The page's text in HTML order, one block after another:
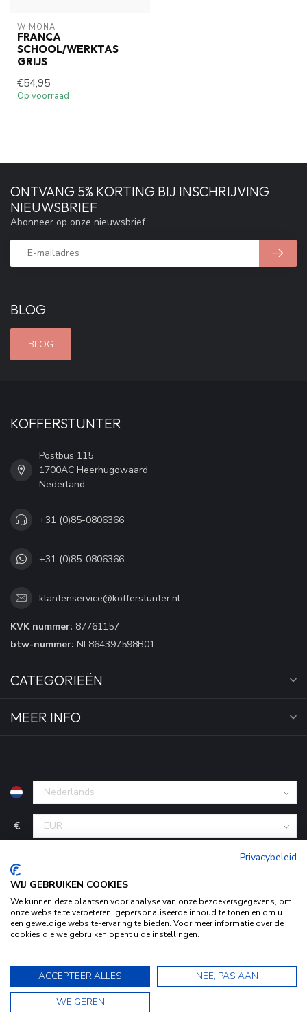
WIMONA
FRANCA
SCHOOL/WERKTAS
GRIJS
€54,95
Op voorraad
BLOG
BLOG
ONTVANG 5% KORTING BIJ INSCHRIJVING
NIEUWSBRIEF
Abonneer op onze nieuwsbrief
KOFFERSTUNTER
Postbus 115
1700AC Heerhugowaard
Nederland
+31 (0)85-0806366
+31 (0)85-0806366
klantenservice@kofferstunter.nl
KVK nummer: 87761157
btw-nummer: NL864397598B01
CATEGORIEËN
MEER INFO
€
Begingoed.nl design
gebruik van cookies om onze website te verbeteren.
Dit bericht verbergen
Bekijk ons Privacy Statement voor meer informatie »
9.5
Privacybeleid
WIJ GEBRUIKEN COOKIES
We kunnen deze plaatsen voor analyse van onze bezoekersgegevens, om
onze website te verbeteren, gepersonaliseerde inhoud te tonen en om u
een geweldige website-ervaring te bieden. Voor meer informatie over de
cookies die we gebruiken opent u de instellingen.
ACCEPTEER ALLES
NEE, PAS AAN
WEIGEREN